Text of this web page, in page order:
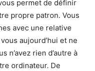
permet de définir
propre patron. Vous
avec une relative
aujourd’hui et ne
n’avez rien d’autre à
ordinateur. De